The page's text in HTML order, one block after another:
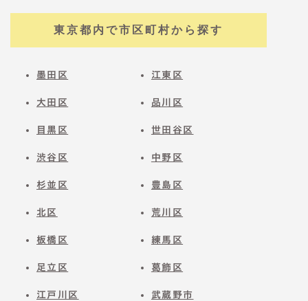
東京都内で市区町村から探す
墨田区 江東区
大田区 品川区
目黒区 世田谷区
渋谷区 中野区
杉並区 豊島区
北区 荒川区
板橋区 練馬区
足立区 葛飾区
江戸川区 武蔵野市